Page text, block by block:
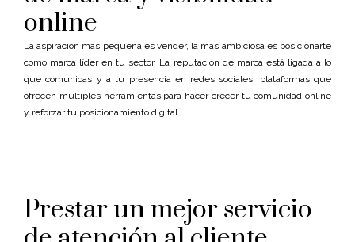
online
La aspiración más pequeña es vender, la más ambiciosa es posicionarte
como marca líder en tu sector. La reputación de marca está ligada a lo
que comunicas y a tu presencia en redes sociales, plataformas que
ofrecen múltiples herramientas para hacer crecer tu comunidad online
y reforzar tu posicionamiento digital.
Prestar un mejor servicio